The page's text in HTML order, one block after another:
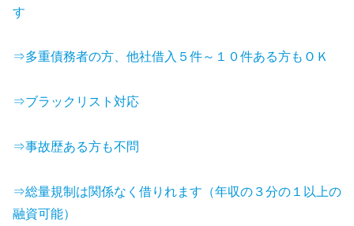
す
⇒多重債務者の方、他社借入５件～１０件ある方もＯＫ
⇒ブラックリスト対応
⇒事故歴ある方も不問
⇒総量規制は関係なく借りれます（年収の３分の１以上の
融資可能）